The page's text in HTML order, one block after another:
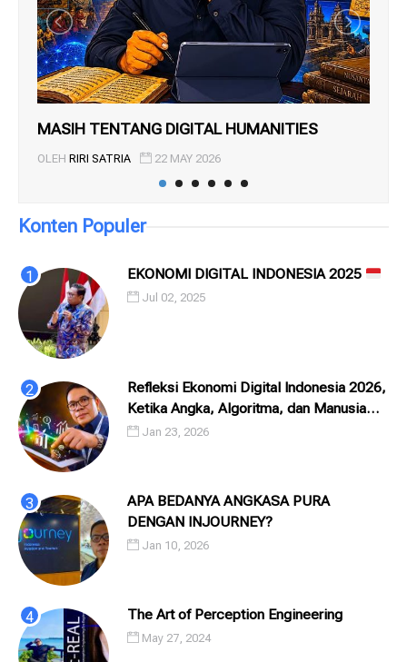
MASIH TENTANG DIGITAL HUMANITIES
OLEH RIRI SATRIA 22 MAY 2026
Konten Populer
EKONOMI DIGITAL INDONESIA 2025
Jul 02, 2025
Refleksi Ekonomi Digital Indonesia 2026,
Ketika Angka, Algoritma, dan Manusia
Saling Menatap
Jan 23, 2026
APA BEDANYA ANGKASA PURA
DENGAN INJOURNEY?
Jan 10, 2026
The Art of Perception Engineering
May 27, 2024